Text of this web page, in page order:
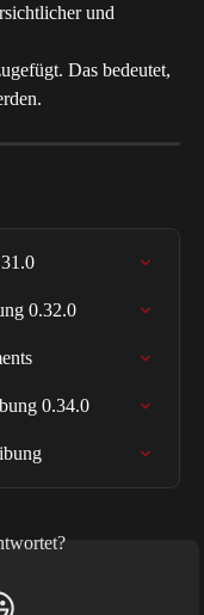
und
Das bedeutet,
0.32.0
0.34.0